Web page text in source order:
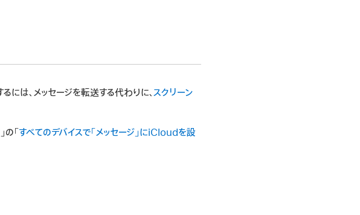
には、メッセージを転送する代わりに、スクリーン
の「すべてのデバイスで「メッセージ」にiCloudを設